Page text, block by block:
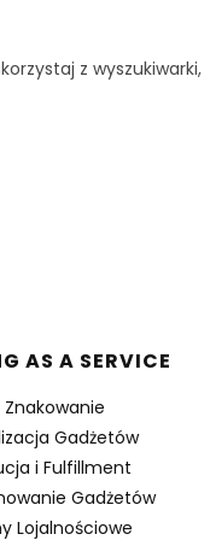
z wyszukiwarki,
AS A SERVICE
Znakowanie
Gadżetów
i Fulfillment
Gadżetów
Lojalnościowe